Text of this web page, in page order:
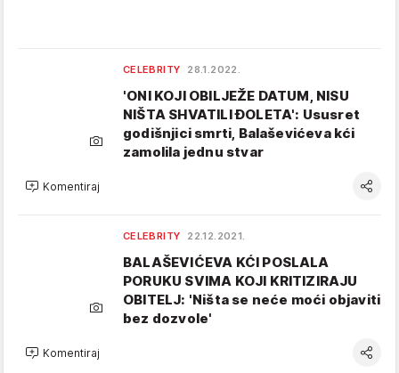
CELEBRITY 28.1.2022.
'ONI KOJI OBILJEŽE DATUM, NISU
NIŠTA SHVATILI ĐOLETA': Ususret
godišnjici smrti, Balaševićeva kći
zamolila jednu stvar
Komentiraj
CELEBRITY 22.12.2021.
BALAŠEVIĆEVA KĆI POSLALA
PORUKU SVIMA KOJI KRITIZIRAJU
OBITELJ: 'Ništa se neće moći objaviti
bez dozvole'
Komentiraj